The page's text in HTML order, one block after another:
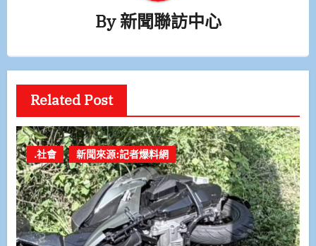
By新聞聯訪中心
Related Post
.社會 新聞來源:記者爆料網